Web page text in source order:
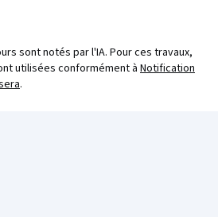
sont notés par l'IA. Pour ces travaux,
utilisées conformément à Notification
.